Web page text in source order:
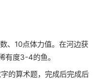
、10点体力值。在河边获
有度3-4的鱼。
的算术题，完成后完成后